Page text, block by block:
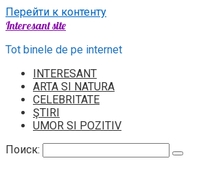
Перейти к контенту
Interesant site
Tot binele de pe internet
INTERESANT
ARTA SI NATURA
CELEBRITATE
ŞTIRI
UMOR SI POZITIV
Поиск: